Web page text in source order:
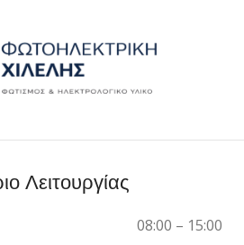
Λειτουργίας
08:00 – 15:00